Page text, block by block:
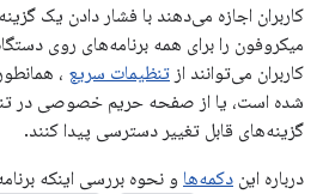
کاربران اجازه می‌دهند با فشار دادن یک
میکروفون را برای همه برنامه‌های روی
کاربران می‌توانند از تنظیمات سریع
شده است، یا از صفحه حریم خصوصی در
گزینه‌های قابل تغییر دسترسی پیدا کنند.
درباره این دکمه‌ها و نحوه بررسی اینکه